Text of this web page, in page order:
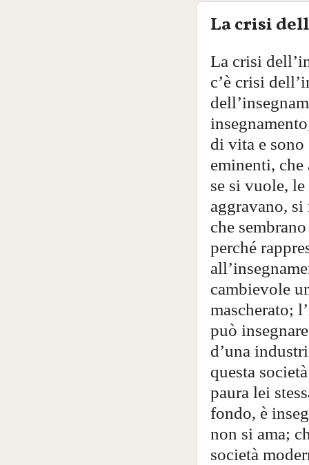
La crisi
La crisi
c’è crisi
di vita e
eminenti, che
se si vuole,
aggravano,
che
perché
cambievole
mascherato;
può
d’una
questa
paura lei
fondo, è
non si ama;
società